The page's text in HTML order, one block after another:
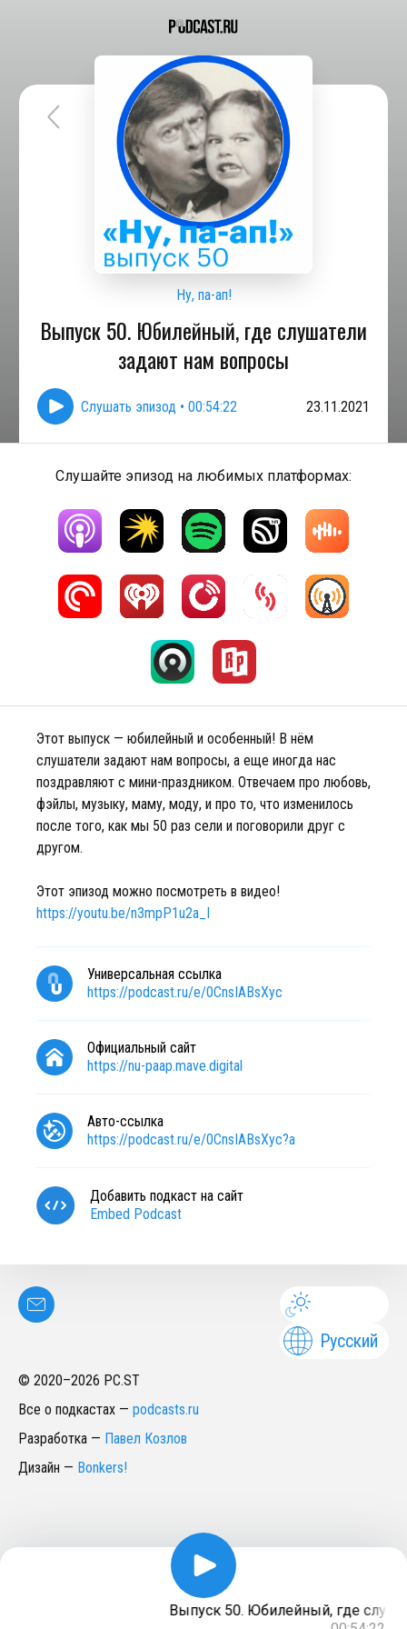
Ну, па-ап!
Выпуск 50. Юбилейный, где слушатели
задают нам вопросы
Слушать эпизод • 00:54:22 23.11.2021
Слушайте эпизод на любимых платформах:
Этот выпуск — юбилейный и особенный! В нём
слушатели задают нам вопросы, а еще иногда нас
поздравляют с мини-праздником. Отвечаем про любовь,
фэйлы, музыку, маму, моду, и про то, что изменилось
после того, как мы 50 раз сели и поговорили друг с
другом.
Этот эпизод можно посмотреть в видео!
https://youtu.be/n3mpP1u2a_I
Универсальная ссылка
https://podcast.ru/e/0CnsIABsXyc
Официальный сайт
https://nu-paap.mave.digital
Авто-ссылка
https://podcast.ru/e/0CnsIABsXyc?a
Добавить подкаст на сайт
Embed Podcast
Русский
© 2020–2026 PC.ST
Все о подкастах — podcasts.ru
Разработка — Павел Козлов
Дизайн — Bonkers!
Выпуск 50. Юбилейный, где